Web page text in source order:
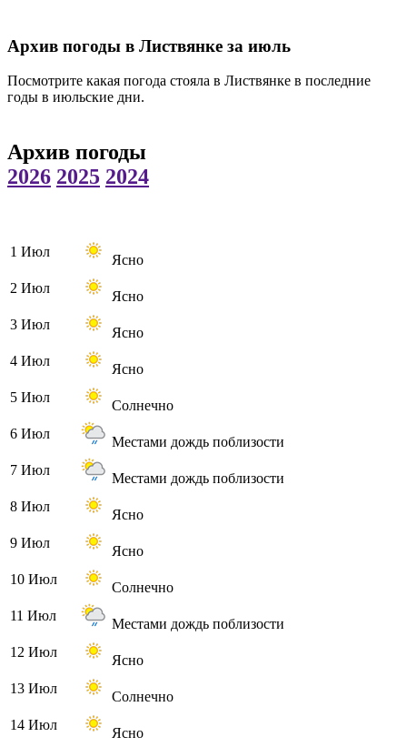
Архив погоды в Листвянке за июль
Посмотрите какая погода стояла в Листвянке в последние
годы в июльские дни.
Архив погоды
2026 2025 2024
1 Июл
Ясно
2 Июл
Ясно
3 Июл
Ясно
4 Июл
Ясно
5 Июл
Солнечно
6 Июл
Местами дождь поблизости
7 Июл
Местами дождь поблизости
8 Июл
Ясно
9 Июл
Ясно
10 Июл
Солнечно
11 Июл
Местами дождь поблизости
12 Июл
Ясно
13 Июл
Солнечно
14 Июл
Ясно